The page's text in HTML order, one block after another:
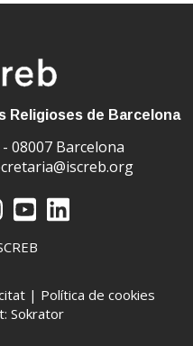
Religioses de Barcelona
08007 Barcelona
| Política de cookies
Sokrator